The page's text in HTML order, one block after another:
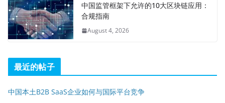
中国监管框架下允许的10大区块链应用：
合规指南
August 4, 2026
最近的帖子
中国本土B2B SaaS企业如何与国际平台竞争